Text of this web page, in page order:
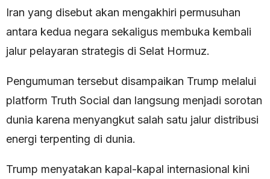
Iran yang disebut akan mengakhiri permusuhan
antara kedua negara sekaligus membuka kembali
jalur pelayaran strategis di Selat Hormuz.
Pengumuman tersebut disampaikan Trump melalui
platform Truth Social dan langsung menjadi sorotan
dunia karena menyangkut salah satu jalur distribusi
energi terpenting di dunia.
Trump menyatakan kapal-kapal internasional kini